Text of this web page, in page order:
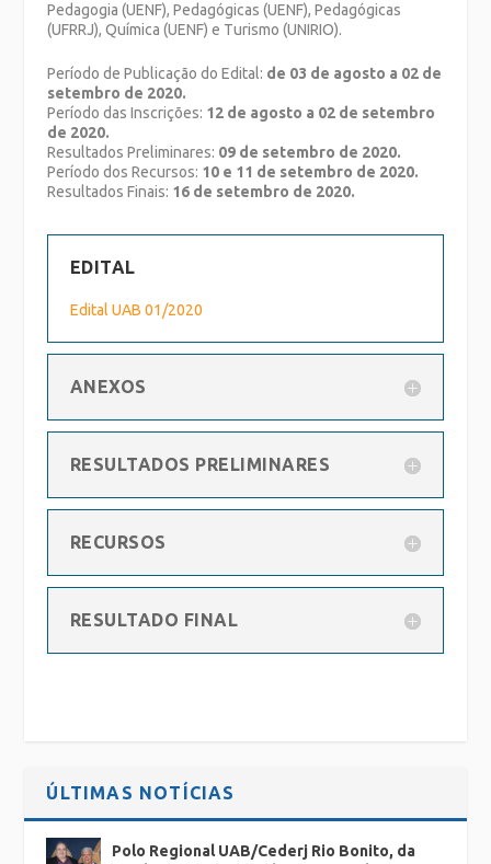
Pedagogia (UENF), Pedagógicas (UENF), Pedagógicas
(UFRRJ), Química (UENF) e Turismo (UNIRIO).
Período de Publicação do Edital: de 03 de agosto a 02 de
setembro de 2020.
Período das Inscrições: 12 de agosto a 02 de setembro
de 2020.
Resultados Preliminares: 09 de setembro de 2020.
Período dos Recursos: 10 e 11 de setembro de 2020.
Resultados Finais: 16 de setembro de 2020.
EDITAL
Edital UAB 01/2020
ANEXOS
RESULTADOS PRELIMINARES
RECURSOS
RESULTADO FINAL
ÚLTIMAS NOTÍCIAS
Polo Regional UAB/Cederj Rio Bonito, da